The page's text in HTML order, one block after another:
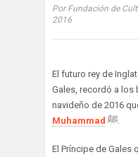
Por Fundación de
2016
El futuro rey de
Gales, recordó a los
navideño de 2016
Muhammad
ﷺ.
El Príncipe de Gales